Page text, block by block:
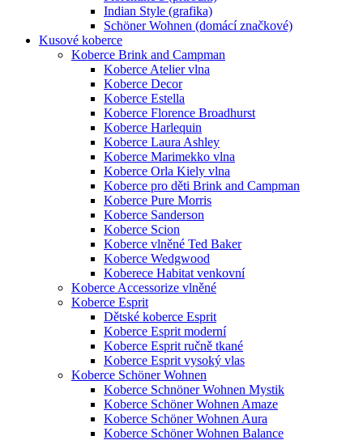
Indian Style (grafika)
Schöner Wohnen (domácí značkové)
Kusové koberce
Koberce Brink and Campman
Koberce Atelier vlna
Koberce Decor
Koberce Estella
Koberce Florence Broadhurst
Koberce Harlequin
Koberce Laura Ashley
Koberce Marimekko vlna
Koberce Orla Kiely vlna
Koberce pro děti Brink and Campman
Koberce Pure Morris
Koberce Sanderson
Koberce Scion
Koberce vlněné Ted Baker
Koberce Wedgwood
Koberece Habitat venkovní
Koberce Accessorize vlněné
Koberce Esprit
Dětské koberce Esprit
Koberce Esprit moderní
Koberce Esprit ručně tkané
Koberce Esprit vysoký vlas
Koberce Schöner Wohnen
Koberce Schnöner Wohnen Mystik
Koberce Schöner Wohnen Amaze
Koberce Schöner Wohnen Aura
Koberce Schöner Wohnen Balance